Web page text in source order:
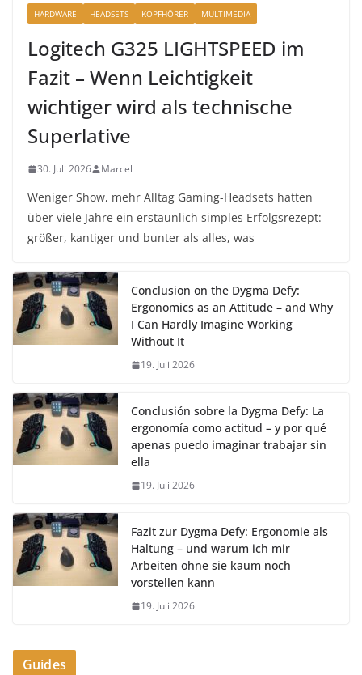
HARDWARE HEADSETS KOPFHÖRER MULTIMEDIA
Logitech G325 LIGHTSPEED im
Fazit – Wenn Leichtigkeit
wichtiger wird als technische
Superlative
30. Juli 2026 Marcel
Weniger Show, mehr Alltag Gaming-Headsets hatten
über viele Jahre ein erstaunlich simples Erfolgsrezept:
größer, kantiger und bunter als alles, was
Conclusion on the Dygma Defy:
Ergonomics as an Attitude – and Why
I Can Hardly Imagine Working
Without It
19. Juli 2026
Conclusión sobre la Dygma Defy: La
ergonomía como actitud – y por qué
apenas puedo imaginar trabajar sin
ella
19. Juli 2026
Fazit zur Dygma Defy: Ergonomie als
Haltung – und warum ich mir
Arbeiten ohne sie kaum noch
vorstellen kann
19. Juli 2026
Guides